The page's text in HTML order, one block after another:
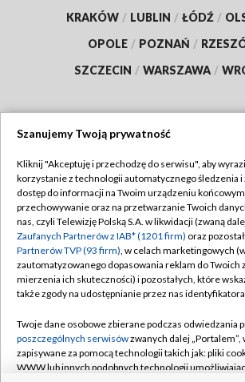
KRAKÓW / LUBLIN / ŁÓDŹ /
OPOLE / POZNAŃ /
SZCZECIN / WARSZAWA /
TVP
Abonament TVP
Emisja w TVP
Centrum informacji TVP
Naziemna Telewizja Cyfrowa
Rada Programowa
System NOS
Regulamin TVP
Polityka prywatności
Moje zgody
Pomoc
Kontakt
Szanujemy Twoją prywatność
Kliknij "Akceptuję i przechodzę do serwisu", aby
korzystanie z technologii automatycznego śledzenia i
dostęp do informacji na Twoim urządzeniu
przechowywanie oraz na przetwarzanie Twoich
nas, czyli Telewizję Polską S.A. w likwidacji (zwaną
Zaufanych Partnerów z IAB* (1201 firm) oraz
Partnerów TVP (93 firm), w celach marketingowych
zautomatyzowanego dopasowania reklam do Twoich
mierzenia ich skuteczności) i pozostałych, które
także zgody na udostępnianie przez nas identyfikatora
Twoje dane osobowe zbierane podczas odwiedzania
poszczególnych serwisówzwanych dalej
zapisywane za pomocą technologii takich jak: pliki
WWW lub innych podobnych technologii